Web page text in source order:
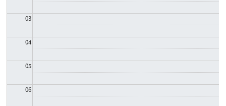
03
04
05
06